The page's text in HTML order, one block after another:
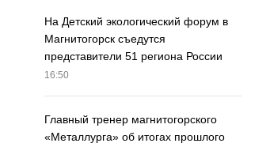
На Детский экологический форум в
Магнитогорск съедутся
представители 51 региона России
16:50
Главный тренер магнитогорского
«Металлурга» об итогах прошлого